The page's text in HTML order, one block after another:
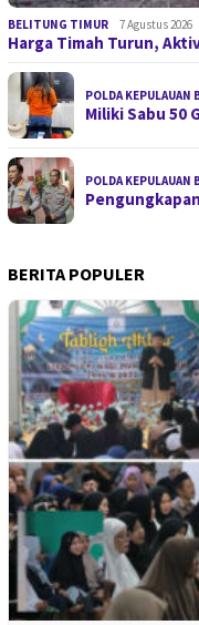
BELITUNG TIMUR 7 Agustus 2026
Harga Timah Turun,
POLDA KEPULAUAN
Miliki Sabu 50
POLDA KEPULAUAN
BERITA POPULER